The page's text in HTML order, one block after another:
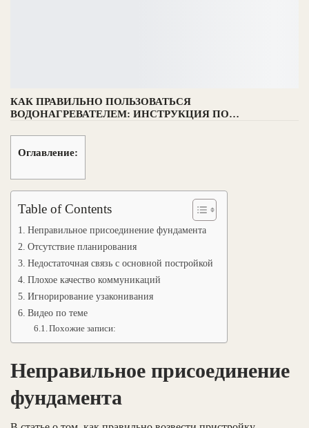
КАК ПРАВИЛЬНО ПОЛЬЗОВАТЬСЯ
ВОДОНАГРЕВАТЕЛЕМ: ИНСТРУКЦИЯ ПО…
Оглавление:
Table of Contents
Неправильное присоединение фундамента
Отсутствие планирования
Недостаточная связь с основной постройкой
Плохое качество коммуникаций
Игнорирование узаконивания
Видео по теме
Похожие записи:
Неправильное присоединение
фундамента